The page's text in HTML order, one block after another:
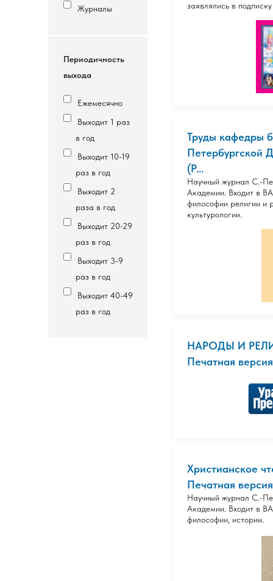
Журналы
Периодичность
выхода
Ежемесячно
Выходит 1 раз
в год
Выходит 10-19
раз в год
Выходит 2
раза в год
Выходит 20-29
раз в год
Выходит 3-9
раз в год
Выходит 40-49
раз в год
заявлялись в
Труды кафедры
Петербургской
(Р...
Научный журнал С.-
Академии. Входит в
философии религии и
культурологии.
НАРОДЫ И
Печатная версия
Христианское
Печатная версия
Научный журнал С.-
Академии. Входит в
философии, истории.